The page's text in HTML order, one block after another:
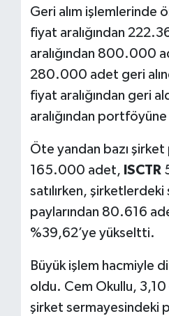
Geri alım işlemlerinde
fiyat aralığından
aralığından 800.000
280.000 adet geri
fiyat aralığından geri
aralığından
Öte yandan bazı
165.000 adet, ISCTR
satılırken,
paylarından 80.616
%39,62’ye yükseltti.
Büyük işlem hacmiyle
oldu. Cem Okullu, 3,10
şirket sermayesindeki